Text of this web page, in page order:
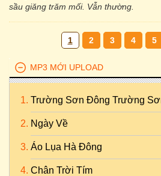
sầu giăng trăm mối. Vẫn thường.
1 2 3 4 5
MP3 MỚI UPLOAD
Trường Sơn Đông Trường
Ngày Về
Áo Lụa Hà Đông
Chân Trời Tím